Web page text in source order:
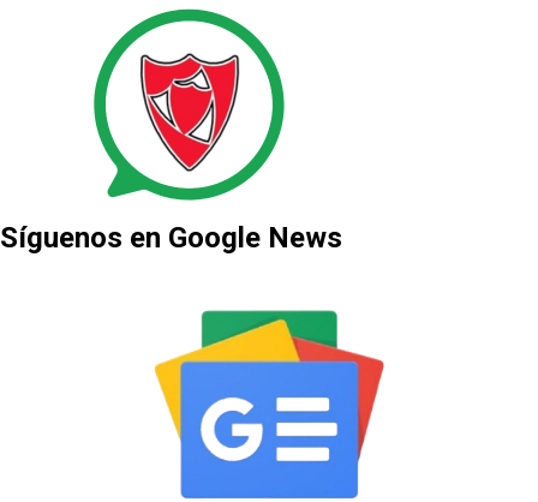
Síguenos en Google News